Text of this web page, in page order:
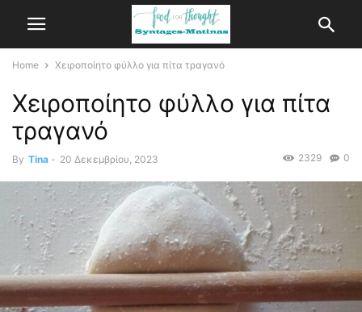
Home Χειροποίητο φύλλο για πίτα τραγανό
Χειροποίητο φύλλο για πίτα
τραγανό
By Tina - 20 Δεκεμβρίου, 2023 0
2329